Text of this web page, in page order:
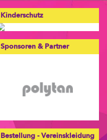
Kinderschutz
Sponsoren & Partner
Bestellung - Vereinskleidung